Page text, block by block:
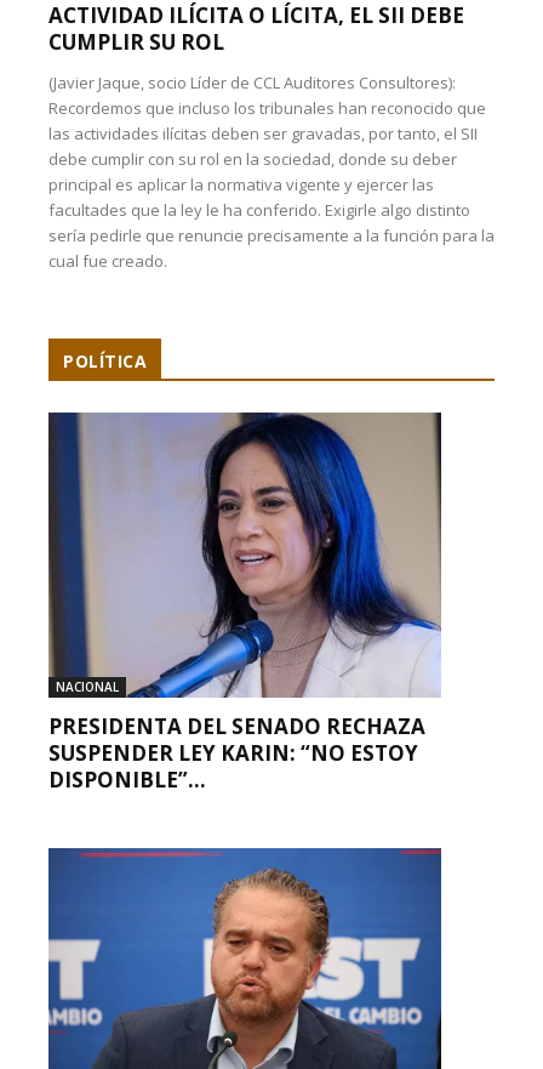
ACTIVIDAD ILÍCITA O LÍCITA, EL SII DEBE
CUMPLIR SU ROL
(Javier Jaque, socio Líder de CCL Auditores Consultores):
Recordemos que incluso los tribunales han reconocido que
las actividades ilícitas deben ser gravadas, por tanto, el SII
debe cumplir con su rol en la sociedad, donde su deber
principal es aplicar la normativa vigente y ejercer las
facultades que la ley le ha conferido. Exigirle algo distinto
sería pedirle que renuncie precisamente a la función para la
cual fue creado.
POLÍTICA
NACIONAL
PRESIDENTA DEL SENADO RECHAZA
SUSPENDER LEY KARIN: “NO ESTOY
DISPONIBLE”...